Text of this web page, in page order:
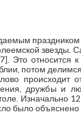
праздником
звезды.
Это
потом делимся
происходит
дружбы и
Изначально
было объяснено